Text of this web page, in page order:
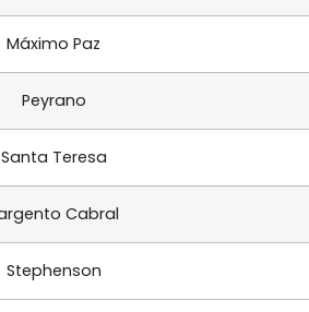
Máximo Paz
Peyrano
Santa Teresa
Cabral
Stephenson